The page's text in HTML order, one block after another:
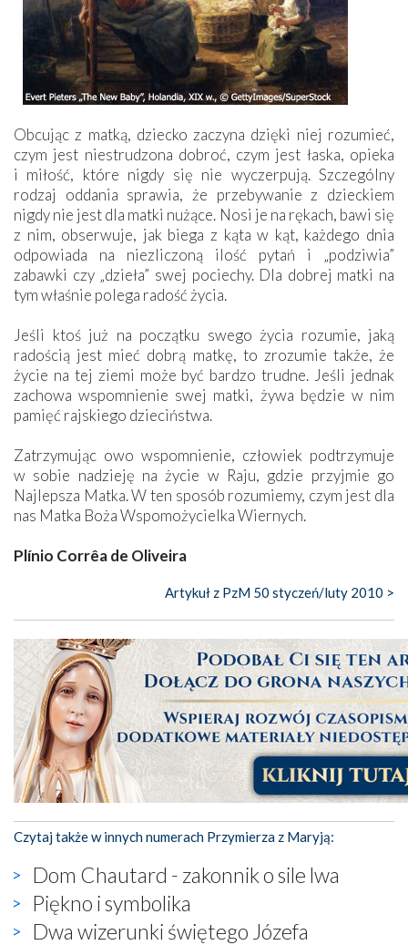
Obcując z matką, dziecko zaczyna dzięki niej rozumieć,
czym jest niestrudzona dobroć, czym jest łaska, opieka
i miłość, które nigdy się nie wyczerpują. Szczególny
rodzaj oddania sprawia, że przebywanie z dzieckiem
nigdy nie jest dla matki nużące. Nosi je na rękach, bawi się
z nim, obserwuje, jak biega z kąta w kąt, każdego dnia
odpowiada na niezliczoną ilość pytań i „podziwia”
zabawki czy „dzieła” swej pociechy. Dla dobrej matki na
tym właśnie polega radość życia.
Jeśli ktoś już na początku swego życia rozumie, jaką
radością jest mieć dobrą matkę, to zrozumie także, że
życie na tej ziemi może być bardzo trudne. Jeśli jednak
zachowa wspomnienie swej matki, żywa będzie w nim
pamięć rajskiego dzieciństwa.
Zatrzymując owo wspomnienie, człowiek podtrzymuje
w sobie nadzieję na życie w Raju, gdzie przyjmie go
Najlepsza Matka. W ten sposób rozumiemy, czym jest dla
nas Matka Boża Wspomożycielka Wiernych.
Plínio Corrêa de Oliveira
Artykuł z PzM 50 styczeń/luty 2010 >
Czytaj także w innych numerach Przymierza z Maryją:
Dom Chautard - zakonnik o sile lwa
Piękno i symbolika
Dwa wizerunki świętego Józefa